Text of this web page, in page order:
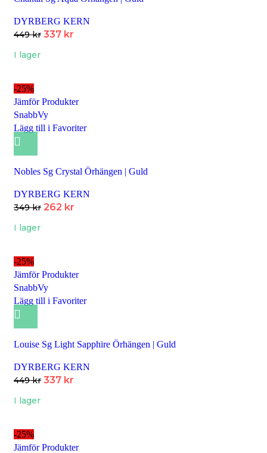
DYRBERG KERN
449kr 337 kr
I lager
-25%
Jämför Produkter
SnabbVy
Lägg till i Favoriter
Nobles Sg Crystal Örhängen | Guld
DYRBERG KERN
349kr 262 kr
I lager
-25%
Jämför Produkter
SnabbVy
Lägg till i Favoriter
Louise Sg Light Sapphire Örhängen | Guld
DYRBERG KERN
449kr 337 kr
I lager
-25%
Jämför Produkter